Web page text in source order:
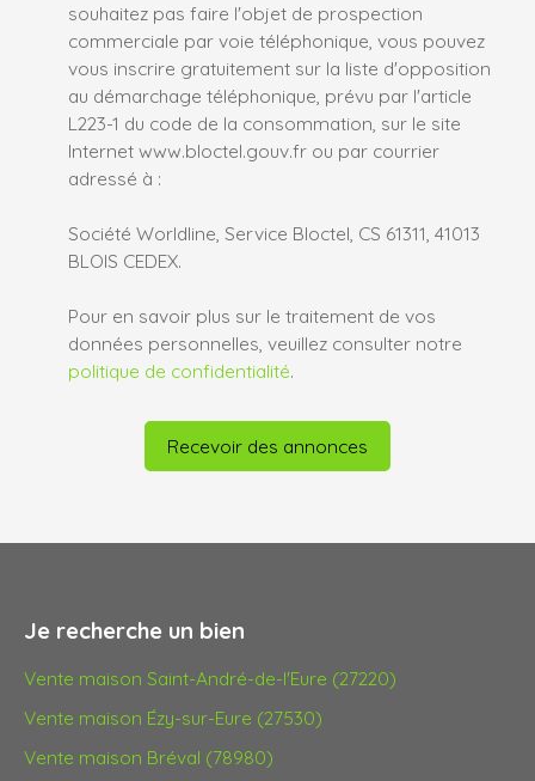
souhaitez pas faire l'objet de prospection
commerciale par voie téléphonique, vous pouvez
vous inscrire gratuitement sur la liste d'opposition
au démarchage téléphonique, prévu par l'article
L223-1 du code de la consommation, sur le site
Internet www.bloctel.gouv.fr ou par courrier
adressé à :
Société Worldline, Service Bloctel, CS 61311, 41013
BLOIS CEDEX.
Pour en savoir plus sur le traitement de vos
données personnelles, veuillez consulter notre
politique de confidentialité.
Recevoir des annonces
Je recherche un bien
Vente maison Saint-André-de-l'Eure (27220)
Vente maison Ézy-sur-Eure (27530)
Vente maison Bréval (78980)